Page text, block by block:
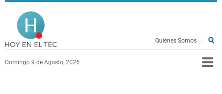
Pasar al contenido principal
Domingo 9 de Agosto, 2026
Quiénes Somos